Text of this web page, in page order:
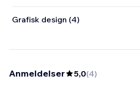
Grafisk design (4)
Anmeldelser 5,0(4)